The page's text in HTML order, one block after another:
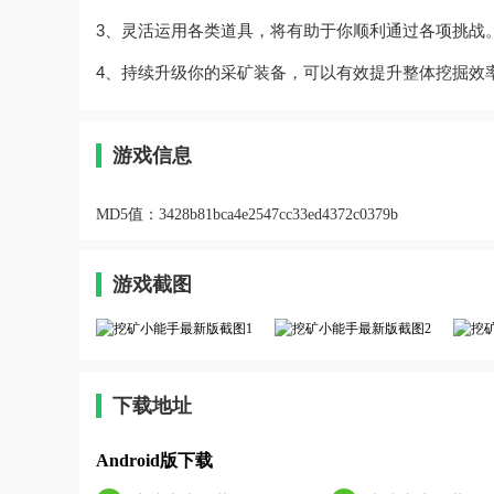
3、灵活运用各类道具，将有助于你顺利通过各项挑战
4、持续升级你的采矿装备，可以有效提升整体挖掘效
游戏信息
MD5值： 3428b81bca4e2547cc33ed4372c0379b
游戏截图
下载地址
Android版下载